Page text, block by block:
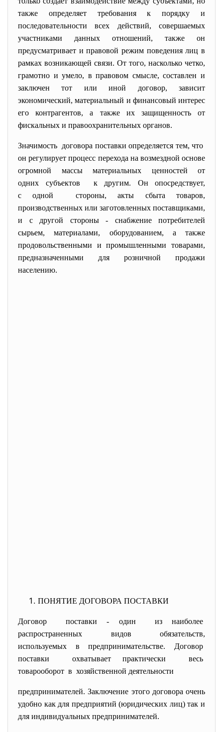
также определяет требования к порядку и
последовательности всех действий, совершаемых
участниками данных отношений, также он
предусматривает и правовой режим поведения лиц в
рамках возникающей связи. От того, насколько четко,
грамотно и умело, в правовом смысле, составлен и
заключен тот или иной договор, зависит
экономический, материальный и финансовый интерес
его контрагентов, а также их защищенность от
фискальных и правоохранительных органов.
Значимость договора поставки определяется тем, что
он регулирует процесс перехода на возмездной основе
огромной массы материальных ценностей от
одних субъектов к другим. Он опосредствует,
с одной стороны, акты сбыта товаров,
производственных или заготовленных поставщиками,
и с другой стороны - снабжение потребителей
сырьем, материалами, оборудованием, а также
продовольственными и промышленными товарами,
предназначенными для розничной продажи
населению.
ПОНЯТИЕ ДОГОВОРА ПОСТАВКИ
Договор поставки - один из наиболее
распространенных видов обязательств,
используемых в предпринимательстве. Договор
поставки охватывает практически весь
товарооборот в хозяйственной деятельности
предпринимателей. Заключение этого договора очень
удобно как для предприятий (юридических лиц) так и
для индивидуальных предпринимателей.